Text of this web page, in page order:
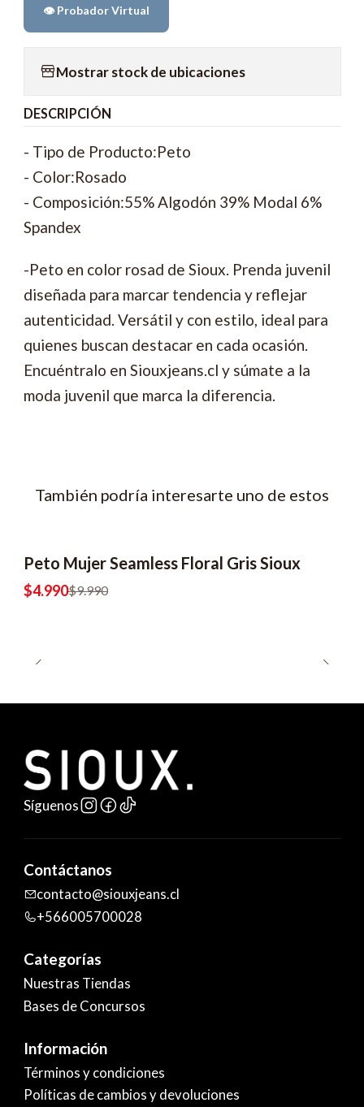
👁️ Probador Virtual
Mostrar stock de ubicaciones
DESCRIPCIÓN
- Tipo de Producto:Peto
- Color:Rosado
- Composición:55% Algodón 39% Modal 6%
Spandex
-Peto en color rosad de Sioux. Prenda juvenil
diseñada para marcar tendencia y reflejar
autenticidad. Versátil y con estilo, ideal para
quienes buscan destacar en cada ocasión.
Encuéntralo en Siouxjeans.cl y súmate a la
moda juvenil que marca la diferencia.
También podría interesarte uno de estos
-50% OFF
2x6990
Peto Mujer Seamless Floral Gris Sioux
$4.990$9.990
Síguenos
Contáctanos
contacto@siouxjeans.cl
+566005700028
Categorías
Nuestras Tiendas
Bases de Concursos
Información
Términos y condiciones
Políticas de cambios y devoluciones